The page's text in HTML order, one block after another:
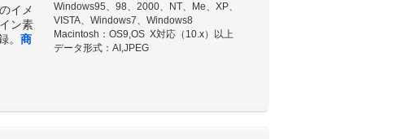
イメ
ン素
。 商
Windows95、98、2000、NT、Me、XP、
VISTA、Windows7、Windows8
Macintosh：OS9,OS X対応（10.x）以上
データ形式：AI,JPEG